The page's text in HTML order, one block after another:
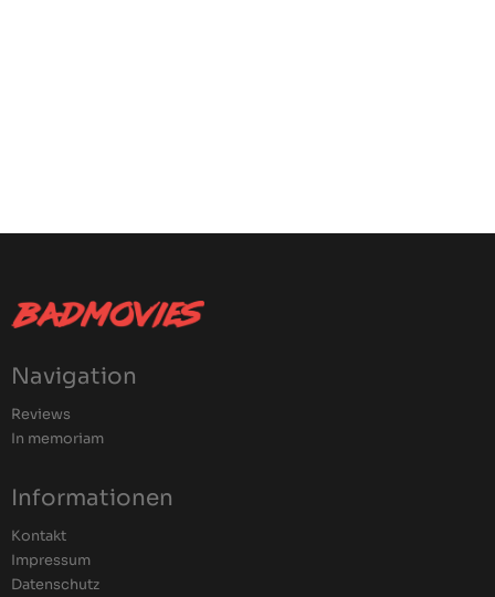
Navigation
Reviews
In memoriam
Informationen
Kontakt
Impressum
Datenschutz